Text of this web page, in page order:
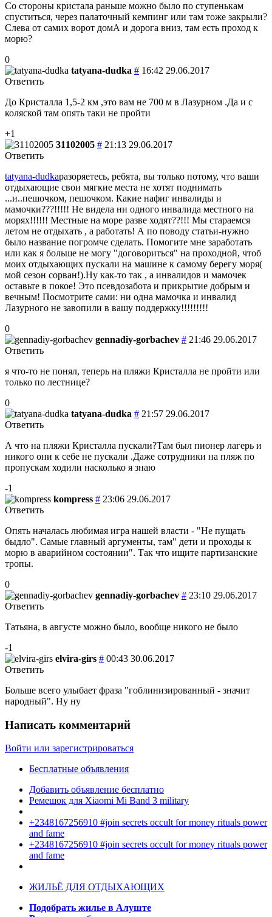
Со стороны кристала раньше можно было по ступенькам
спуститься, через палаточный кемпинг или там тоже закрыли?
Слева от самих ворот домА и дорога вниз, там есть проход к
морю?
0
tatyana-dudka # 16:42 29.06.2017
Ответить
До Кристалла 1,5-2 км ,это вам не 700 м в Лазурном .Да и с
коляской там опять таки не пройти
+1
31102005 # 21:13 29.06.2017
Ответить
tatyana-dudkaразоряетесь, ребята, вы только потому, что ваши
отдыхающие свои мягкие места не хотят поднимать
...и..пешочком, пешочком. Какие нафиг инвалиды и
мамочки???!!!!! Не видела ни одного инвалида местного на
морях!!!!!! Местные на море разве ходят??!!! Мы стараемся
летом не отдыхать , а работать! А по поводу статьи-нужно
было название погромче сделать. Помогите мне заработать
или как я больше не могу "договориться" на проходной, чтоб
моих отдыхающих пускали на машине к самому берегу моря(
мой сезон сорван!).Ну как-то так , а инвалидов и мамочек
оставьте в покое! Это псевдозабота и прикрытие добрым и
вечным! Посмотрите сами: ни одна мамочка и инвалид
Лазурного не завопили в вашу поддержку!!!!!!!!!
0
gennadiy-gorbachev # 21:46 29.06.2017
Ответить
я что-то не понял, теперь на пляжи Кристалла не пройти или
только по лестнице?
0
tatyana-dudka # 21:57 29.06.2017
Ответить
А что на пляжи Кристалла пускали?Там был пионер лагерь и
никого они к себе не пускали .Даже сотрудники на пляж по
пропускам ходили насколько я знаю
-1
kompress # 23:06 29.06.2017
Ответить
Опять началась любимая игра нашей власти - "Не пущать
быдло". Самые главный аргументы, там" дети и проходы к
морю в аварийном состоянии". Так что ищите партизанские
тропы.
0
gennadiy-gorbachev # 23:10 29.06.2017
Ответить
Татьяна, в августе можно было, вообще никого не было
-1
elvira-girs # 00:43 30.06.2017
Ответить
Больше всего улыбает фраза "гоблинизированный - значит
народный". Ну ну
Написать комментарий
Войти или зарегистрироваться
Бесплатные объявления
Добавить объявление бесплатно
Ремешок для Xiaomi Mi Band 3 military
+2348167256910 #join secrets occult for money rituals power
and fame
+2348167256910 #join secrets occult for money rituals power
and fame
ЖИЛЬЁ ДЛЯ ОТДЫХАЮЩИХ
Подобрать жилье в Алуште